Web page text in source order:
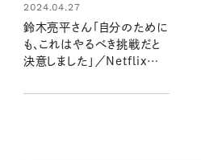
2024.04.27
鈴木亮平さん「自分のために
も、これはやるべき挑戦だと
決意しました」／Netflix映
ビュー